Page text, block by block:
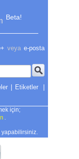
Beta!
veya e-posta
| Etiketler
|
için;
yapabilirsiniz.